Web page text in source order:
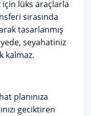
lüks araçlarla
sırasında
tasarlanmış
seyahatiniz
kalmaz.
planınıza
geciktiren